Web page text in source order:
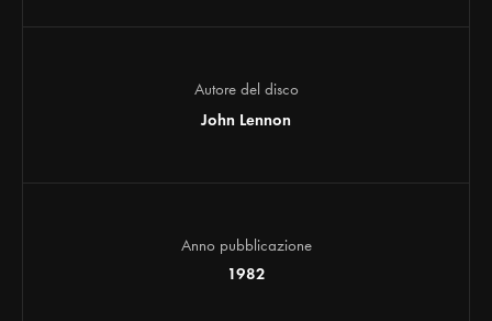
Autore del disco
John Lennon
Anno pubblicazione
1982